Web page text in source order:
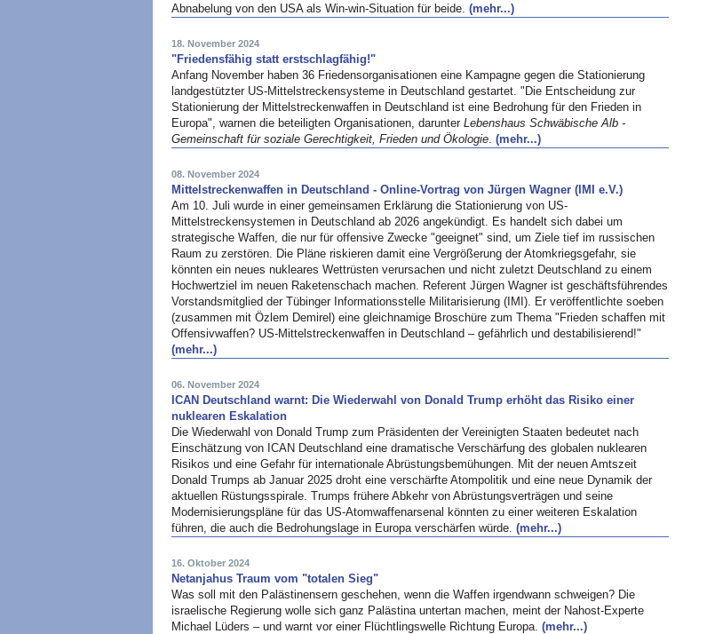
Abnabelung von den USA als Win-win-Situation für beide. (mehr...)
18. November 2024
"Friedensfähig statt erstschlagfähig!"
Anfang November haben 36 Friedensorganisationen eine Kampagne gegen die Stationierung
landgestützter US-Mittelstreckensysteme in Deutschland gestartet. "Die Entscheidung zur
Stationierung der Mittelstreckenwaffen in Deutschland ist eine Bedrohung für den Frieden in
Europa", warnen die beteiligten Organisationen, darunter Lebenshaus Schwäbische Alb -
Gemeinschaft für soziale Gerechtigkeit, Frieden und Ökologie. (mehr...)
08. November 2024
Mittelstreckenwaffen in Deutschland - Online-Vortrag von Jürgen Wagner (IMI e.V.)
Am 10. Juli wurde in einer gemeinsamen Erklärung die Stationierung von US-
Mittelstreckensystemen in Deutschland ab 2026 angekündigt. Es handelt sich dabei um
strategische Waffen, die nur für offensive Zwecke "geeignet" sind, um Ziele tief im russischen
Raum zu zerstören. Die Pläne riskieren damit eine Vergrößerung der Atomkriegsgefahr, sie
könnten ein neues nukleares Wettrüsten verursachen und nicht zuletzt Deutschland zu einem
Hochwertziel im neuen Raketenschach machen. Referent Jürgen Wagner ist geschäftsführendes
Vorstandsmitglied der Tübinger Informationsstelle Militarisierung (IMI). Er veröffentlichte soeben
(zusammen mit Özlem Demirel) eine gleichnamige Broschüre zum Thema "Frieden schaffen mit
Offensivwaffen? US-Mittelstreckenwaffen in Deutschland – gefährlich und destabilisierend!"
(mehr...)
06. November 2024
ICAN Deutschland warnt: Die Wiederwahl von Donald Trump erhöht das Risiko einer
nuklearen Eskalation
Die Wiederwahl von Donald Trump zum Präsidenten der Vereinigten Staaten bedeutet nach
Einschätzung von ICAN Deutschland eine dramatische Verschärfung des globalen nuklearen
Risikos und eine Gefahr für internationale Abrüstungsbemühungen. Mit der neuen Amtszeit
Donald Trumps ab Januar 2025 droht eine verschärfte Atompolitik und eine neue Dynamik der
aktuellen Rüstungsspirale. Trumps frühere Abkehr von Abrüstungsverträgen und seine
Modernisierungspläne für das US-Atomwaffenarsenal könnten zu einer weiteren Eskalation
führen, die auch die Bedrohungslage in Europa verschärfen würde. (mehr...)
16. Oktober 2024
Netanjahus Traum vom "totalen Sieg"
Was soll mit den Palästinensern geschehen, wenn die Waffen irgendwann schweigen? Die
israelische Regierung wolle sich ganz Palästina untertan machen, meint der Nahost-Experte
Michael Lüders – und warnt vor einer Flüchtlingswelle Richtung Europa. (mehr...)